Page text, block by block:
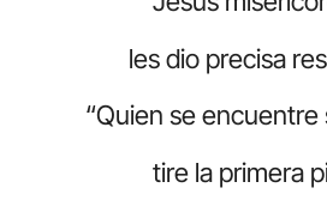
les dio precisa
“Quien se encuentre
tire la primera